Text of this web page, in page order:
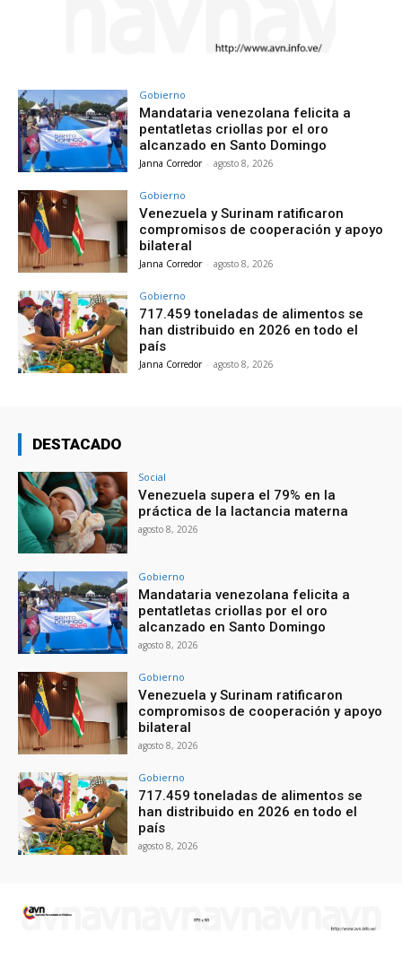
Gobierno
Mandataria venezolana felicita a
pentatletas criollas por el oro
alcanzado en Santo Domingo
Janna Corredor - agosto 8, 2026
Gobierno
Venezuela y Surinam ratificaron
compromisos de cooperación y apoyo
bilateral
Janna Corredor - agosto 8, 2026
Gobierno
717.459 toneladas de alimentos se
han distribuido en 2026 en todo el
país
Janna Corredor - agosto 8, 2026
DESTACADO
Social
Venezuela supera el 79% en la
práctica de la lactancia materna
agosto 8, 2026
Gobierno
Mandataria venezolana felicita a
pentatletas criollas por el oro
alcanzado en Santo Domingo
agosto 8, 2026
Gobierno
Venezuela y Surinam ratificaron
compromisos de cooperación y apoyo
bilateral
agosto 8, 2026
Gobierno
717.459 toneladas de alimentos se
han distribuido en 2026 en todo el
país
agosto 8, 2026